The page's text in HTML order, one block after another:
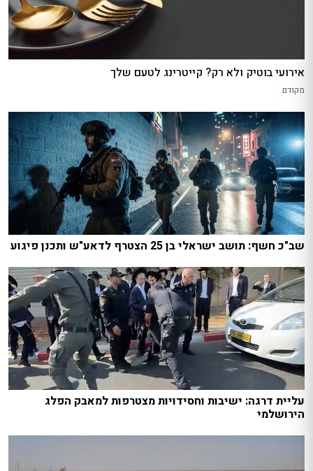
אירועי בוטיק ולא רק? קייטרינג לטעם שלך
מקודם
שב"כ חשף: תושב ישראלי בן 25 הצטרף לדאע"ש ותכנן פיגוע
עליית דרגה: ישיבות וחסידויות מצטרפות למאבק הפלג
הירושלמי